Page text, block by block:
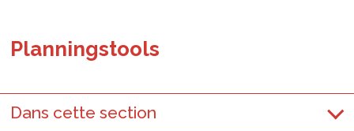
Plan­ningstools
Dans cette section